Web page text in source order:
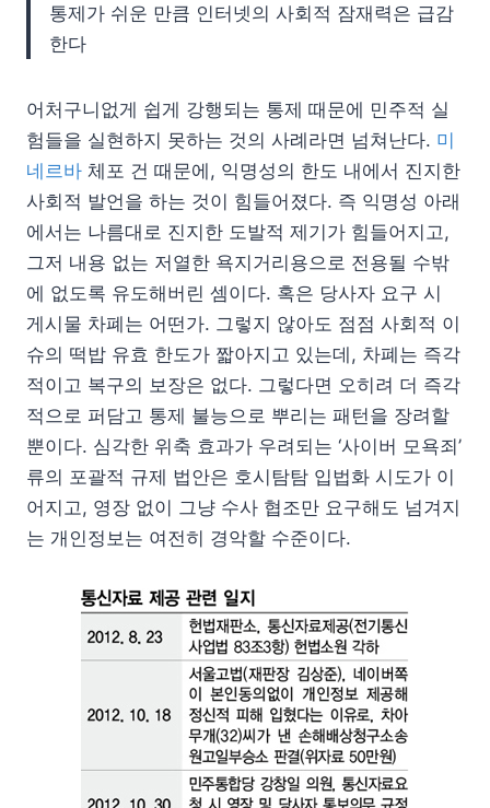
통제가 쉬운 만큼 인터넷의 사회적 잠재력은 급감
한다
어처구니없게 쉽게 강행되는 통제 때문에 민주적 실
험들을 실현하지 못하는 것의 사례라면 넘쳐난다. 미
네르바 체포 건 때문에, 익명성의 한도 내에서 진지한
사회적 발언을 하는 것이 힘들어졌다. 즉 익명성 아래
에서는 나름대로 진지한 도발적 제기가 힘들어지고,
그저 내용 없는 저열한 욕지거리용으로 전용될 수밖
에 없도록 유도해버린 셈이다. 혹은 당사자 요구 시
게시물 차폐는 어떤가. 그렇지 않아도 점점 사회적 이
슈의 떡밥 유효 한도가 짧아지고 있는데, 차폐는 즉각
적이고 복구의 보장은 없다. 그렇다면 오히려 더 즉각
적으로 퍼담고 통제 불능으로 뿌리는 패턴을 장려할
뿐이다. 심각한 위축 효과가 우려되는 ‘사이버 모욕죄’
류의 포괄적 규제 법안은 호시탐탐 입법화 시도가 이
어지고, 영장 없이 그냥 수사 협조만 요구해도 넘겨지
는 개인정보는 여전히 경악할 수준이다.